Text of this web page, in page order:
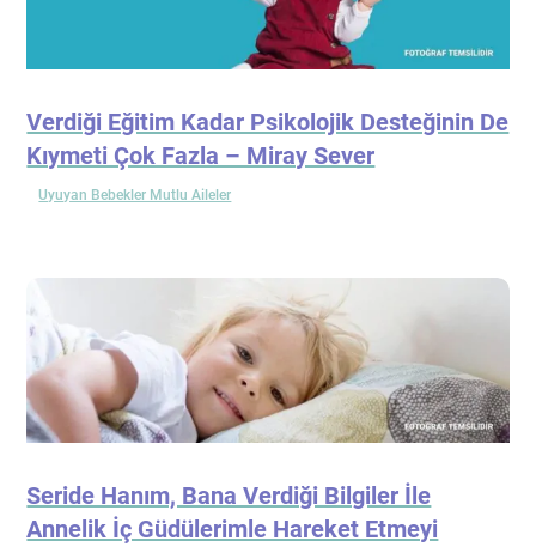
Verdiği Eğitim Kadar Psikolojik Desteğinin De
Kıymeti Çok Fazla – Miray Sever
Uyuyan Bebekler Mutlu Aileler
Seride Hanım, Bana Verdiği Bilgiler İle
Annelik İç Güdülerimle Hareket Etmeyi